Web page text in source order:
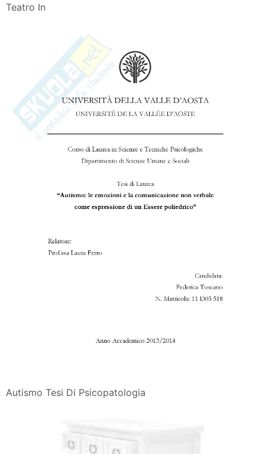
Teatro In
Autismo Tesi Di Psicopatologia